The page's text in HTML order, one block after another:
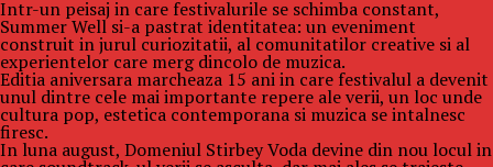
Intr-un peisaj in care festivalurile se schimba constant,
Summer Well si-a pastrat identitatea: un eveniment
construit in jurul curiozitatii, al comunitatilor creative si al
experientelor care merg dincolo de muzica.
Editia aniversara marcheaza 15 ani in care festivalul a devenit
unul dintre cele mai importante repere ale verii, un loc unde
cultura pop, estetica contemporana si muzica se intalnesc
firesc.
In luna august, Domeniul Stirbey Voda devine din nou locul in